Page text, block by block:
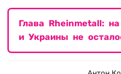
Глава Rheinmetall:
и Украины не